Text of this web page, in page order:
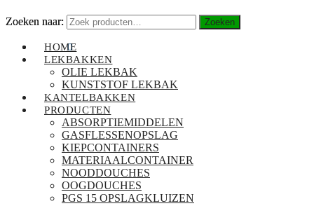
Zoeken naar: Zoeken
0,00 0
Zoeken naar: Zoeken
HOME
LEKBAKKEN
OLIE LEKBAK
KUNSTSTOF LEKBAK
KANTELBAKKEN
PRODUCTEN
ABSORPTIEMIDDELEN
GASFLESSENOPSLAG
KIEPCONTAINERS
MATERIAALCONTAINER
NOODDOUCHES
OOGDOUCHES
PGS 15 OPSLAGKLUIZEN